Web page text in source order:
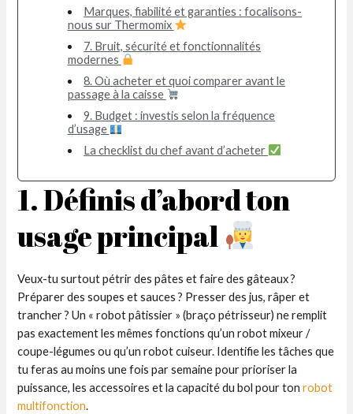
Marques, fiabilité et garanties : focalisons-
nous sur Thermomix
7. Bruit, sécurité et fonctionnalités
modernes
8. Où acheter et quoi comparer avant le
passage à la caisse
9. Budget : investis selon la fréquence
d’usage
La checklist du chef avant d’acheter
1. Définis d’abord ton
usage principal
Veux-tu surtout pétrir des pâtes et faire des gâteaux ?
Préparer des soupes et sauces ? Presser des jus, râper et
trancher ? Un « robot pâtissier » (braço pétrisseur) ne remplit
pas exactement les mêmes fonctions qu’un robot mixeur /
coupe-légumes ou qu’un robot cuiseur. Identifie les tâches que
tu feras au moins une fois par semaine pour prioriser la
puissance, les accessoires et la capacité du bol pour tonrobot
multifonction.